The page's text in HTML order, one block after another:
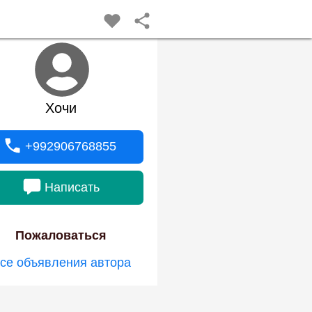
Хочи
+992906768855
Написать
Пожаловаться
объявления автора